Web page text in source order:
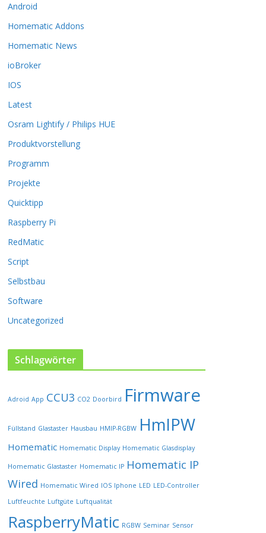
e
p
t
o
n
n
k
n
e
n
u
f
e
r
r
d
u
e
t
e
w
h
l
w
e
Android
Homematic Addons
Homematic News
ioBroker
IOS
Latest
Osram Lightify / Philips HUE
Produktvorstellung
Programm
Projekte
Quicktipp
Raspberry Pi
RedMatic
Script
Selbstbau
Software
Uncategorized
Schlagwörter
Adroid App CCU3 CO2 Doorbird Firmware
Füllstand Glastaster Hausbau HMIP-RGBW HmIPW
Homematic Homematic Display Homematic Glasdisplay
Homematic Glastaster Homematic IP Homematic IP
Wired Homematic Wired IOS Iphone LED LED-Controller
Luftfeuchte Luftgüte Luftqualität
RaspberryMatic RGBW Seminar Sensor